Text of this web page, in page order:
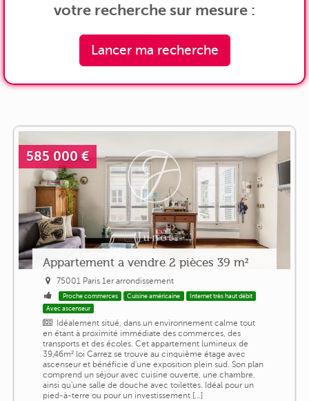
votre recherche sur mesure :
Lancer ma recherche
585 000 €
Appartement a vendre 2 pièces 39 m²
75001 Paris 1er arrondissement
Proche commerces Cuisine américaine
Internet très haut débit
Avec ascenseur
Idéalement situé, dans un environnement calme tout
en étant à proximité immédiate des commerces, des
transports et des écoles. Cet appartement lumineux de
39,46m² loi Carrez se trouve au cinquième étage avec
ascenseur et bénéficie d'une exposition plein sud. Son plan
comprend un séjour avec cuisine ouverte, une chambre,
ainsi qu'une salle de douche avec toilettes. Idéal pour un
pied-à-terre ou pour un investissement [...]